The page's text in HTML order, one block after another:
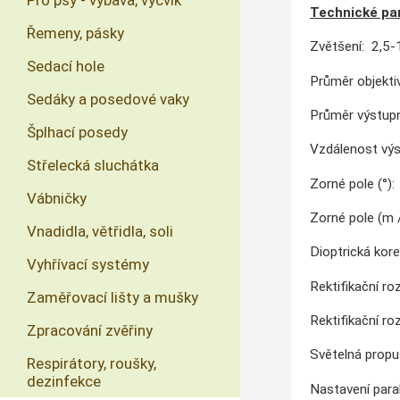
Technické
Zvětšení: 2,5-
Průměr
Průměr
Vzdálenost
Zorné pole
Zorné pole
Dioptrická
Rektifikační
Rektifikační
Světelná
Nastavení
Řemeny, pásky
Sedací hole
Sedáky a posedové vaky
Šplhací posedy
Střelecká sluchátka
Vábničky
Vnadidla, větřidla, soli
Vyhřívací systémy
Zaměřovací lišty a mušky
Zpracování zvěřiny
Respirátory, roušky,
dezinfekce